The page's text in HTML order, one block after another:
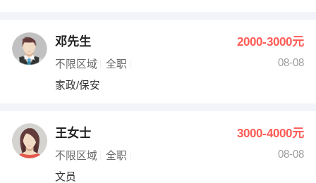
邓先生 2000-3000元
不限区域 全职
08-08
家政/保安
王女士 3000-4000元
不限区域 全职
08-08
文员